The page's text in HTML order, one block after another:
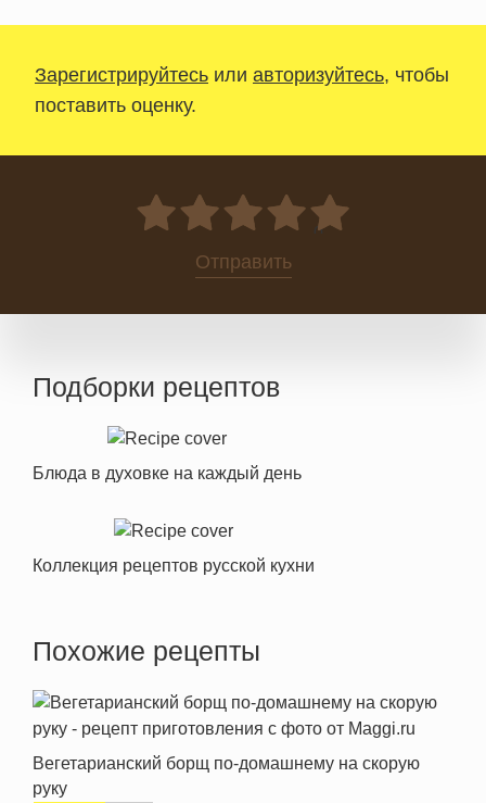
Зарегистрируйтесь или авторизуйтесь, чтобы
поставить оценку.
0
Отправить
Подборки рецептов
Блюда в духовке на каждый день
Коллекция рецептов русской кухни
Похожие рецепты
Вегетарианский борщ по-домашнему на скорую
руку